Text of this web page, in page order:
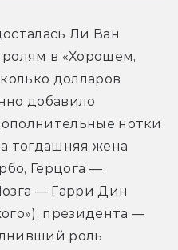
Ли Ван
в «Хорошем,
долларов
добавило
нотки
тогдашняя жена
Герцога —
— Гарри Дин
президента —
роль